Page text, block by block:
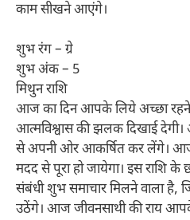
काम सीखने आएंगे।
शुभ रंग – ग्रे
शुभ अंक – 5
मिथुन राशि
आज का दिन आपके लिये अच्छा
आत्मविश्वास की झलक दिखाई
से अपनी ओर आकर्षित कर लेंगे।
मदद से पूरा हो जायेगा। इस राशि के
संबंधी शुभ समाचार मिलने वाला
उठेंगे। आज जीवनसाथी की राय आपके